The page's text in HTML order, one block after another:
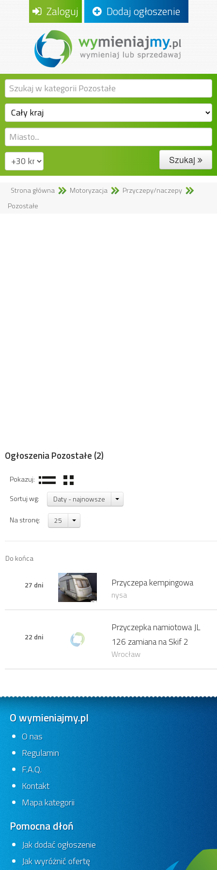
Zaloguj Dodaj ogłoszenie
Szukaj
Strona główna Motoryzacja
Przyczepy/naczepy
Pozostałe
Ogłoszenia Pozostałe (2)
Pokazuj:
Sortuj wg:
Daty - najnowsze
Na stronę: 25
Do końca
27 dni Przyczepa kempingowa
nysa
22 dni
Przyczepka namiotowa JL
126 zamiana na Skif 2
Wrocław
O wymieniajmy.pl
O nas
Regulamin
F.A.Q.
Kontakt
Mapa kategorii
Pomocna dłoń
Jak dodać ogłoszenie
Jak wyróżnić ofertę